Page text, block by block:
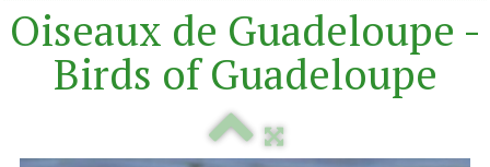
Oiseaux de Guadeloupe -
Birds of Guadeloupe